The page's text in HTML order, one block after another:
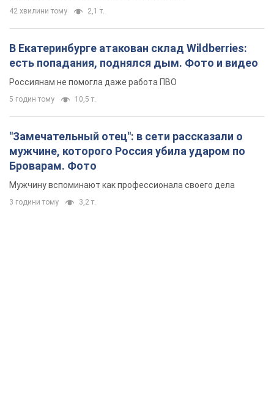
42 хвилини тому 2,1 т.
В Екатеринбурге атакован склад Wildberries:
есть попадания, поднялся дым. Фото и видео
Россиянам не помогла даже работа ПВО
5 годин тому 10,5 т.
"Замечательный отец": в сети рассказали о
мужчине, которого Россия убила ударом по
Броварам. Фото
Мужчину вспоминают как профессионала своего дела
3 години тому 3,2 т.